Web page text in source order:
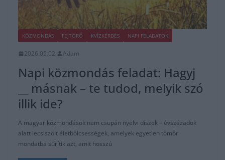
KÖZMONDÁS FEJTÖRŐ KVÍZKÉRDÉS NAPI FELADATOK
2026.05.02. Adam
Napi közmondás feladat: Hagyj
__ másnak – te tudod, melyik szó
illik ide?
A magyar közmondások nem csupán nyelvi díszek – évszázadok
alatt lecsiszolt életbölcsességek, amelyek egyetlen tömör
mondatba sűrítik azt, amit hosszú